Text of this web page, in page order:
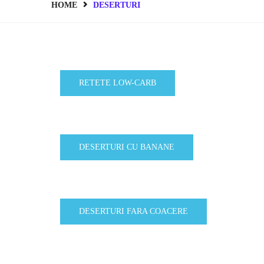
HOME DESERTURI
RETETE LOW-CARB
DESERTURI CU BANANE
DESERTURI FARA COACERE